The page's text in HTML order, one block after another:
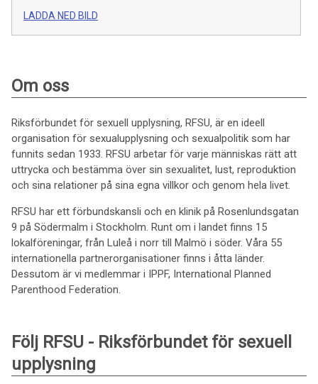
LADDA NED BILD
Om oss
Riksförbundet för sexuell upplysning, RFSU, är en ideell
organisation för sexualupplysning och sexualpolitik som har
funnits sedan 1933. RFSU arbetar för varje människas rätt att
uttrycka och bestämma över sin sexualitet, lust, reproduktion
och sina relationer på sina egna villkor och genom hela livet.
RFSU har ett förbundskansli och en klinik på Rosenlundsgatan
9 på Södermalm i Stockholm. Runt om i landet finns 15
lokalföreningar, från Luleå i norr till Malmö i söder. Våra 55
internationella partnerorganisationer finns i åtta länder.
Dessutom är vi medlemmar i IPPF, International Planned
Parenthood Federation.
Följ RFSU - Riksförbundet för sexuell
upplysning